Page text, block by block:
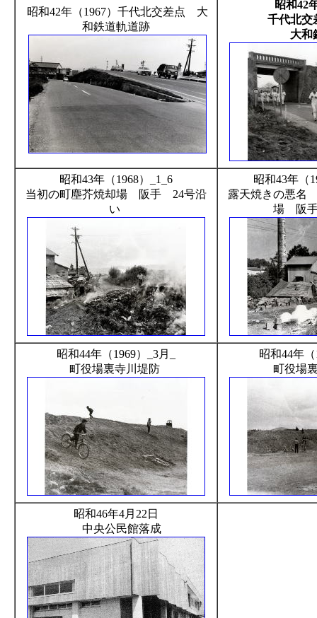
昭和42年（1967）千代北交差点 大
和鉄道軌道跡
昭和42
千代北交
大和
昭和43年（1968）_1_6
当初の町塵芥焼却場 阪手 24号沿
い
昭和43年（
露天焼きの悪名
場 阪手
昭和44年（1969）_3月_
町役場裏寺川堤防
昭和44年
町役場
昭和46年4月22日
中央公民館落成